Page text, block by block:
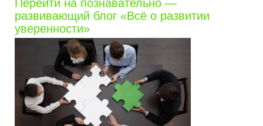
Перейти на познавательно —
развивающий блог «Всё о развитии
уверенности»